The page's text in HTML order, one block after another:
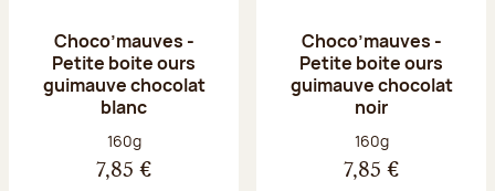
Choco’mauves -
Petite boite ours
guimauve chocolat
blanc
Poids net :
160g
7,85 €
Choco’mauves -
Petite boite ours
guimauve chocolat
noir
Poids net :
160g
7,85 €